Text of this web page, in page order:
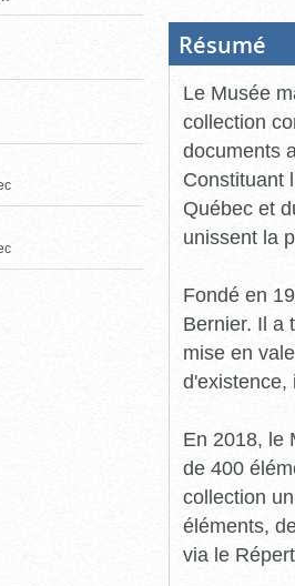
Résumé
Le Musée
collection
documents
Constituant
Québec et
unissent la
Fondé en
Bernier. Il a
mise en
d'existence,
En 2018, le
de 400
collection
éléments,
via le